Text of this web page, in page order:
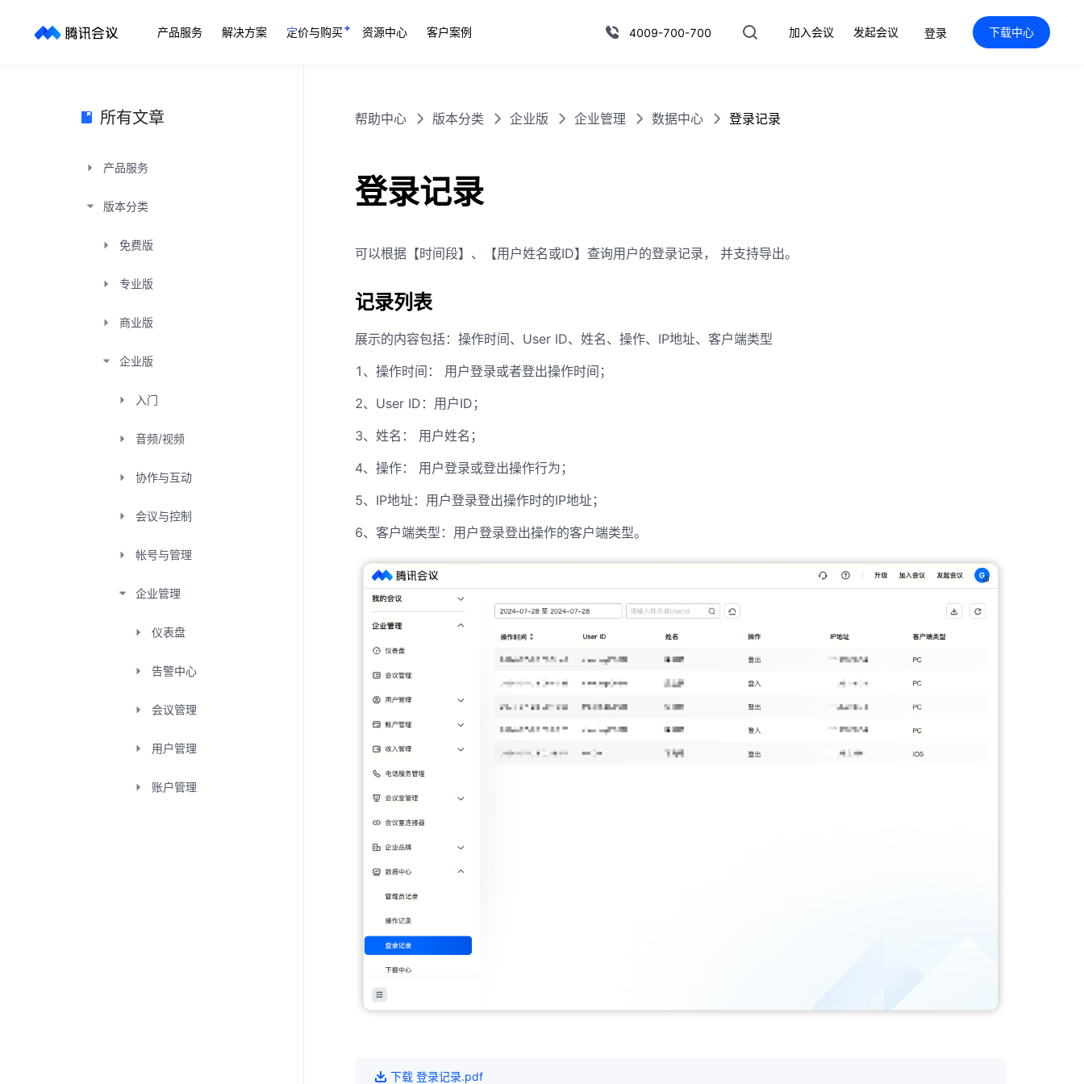
产品服务 解决方案 定价与购买 资源中心 客户案例 4009-700-700 加入会议 发起会议 登录 下载中心
所有文章
产品服务
版本分类
免费版
专业版
商业版
企业版
入门
音频/视频
协作与互动
会议与控制
帐号与管理
企业管理
仪表盘
告警中心
会议管理
用户管理
账户管理
帮助中心 版本分类 企业版 企业管理 数据中心 登录记录
登录记录
可以根据【时间段】、【用户姓名或ID】查询用户的登录记录， 并支持导出。
记录列表
展示的内容包括：操作时间、User ID、姓名、操作、IP地址、客户端类型
1、操作时间： 用户登录或者登出操作时间；
2、User ID：用户ID；
3、姓名： 用户姓名；
4、操作： 用户登录或登出操作行为；
5、IP地址：用户登录登出操作时的IP地址；
6、客户端类型：用户登录登出操作的客户端类型。
下载 登录记录.pdf